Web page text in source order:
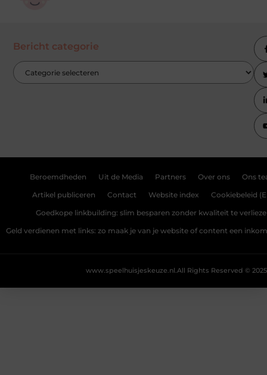
Bericht categorie
Beroemdheden Uit de Media Partners Over ons Ons
Artikel publiceren Contact Website index Cookiebeleid
Goedkope linkbuilding: slim besparen zonder kwaliteit te
Geld verdienen met links: zo maak je van je website of content een
All Rights Reserved © 2025
www.speelhuisjeskeuze.nl.